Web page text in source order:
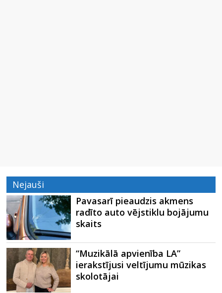
Nejauši
Pavasarī pieaudzis akmens
radīto auto vējstiklu bojājumu
skaits
“Muzikālā apvienība LA”
ierakstījusi veltījumu mūzikas
skolotājai